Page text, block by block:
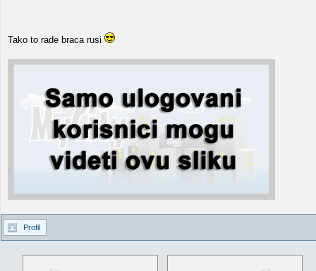
Tako to rade braca rusi
Profil